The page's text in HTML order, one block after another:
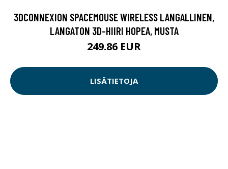
3DCONNEXION SPACEMOUSE WIRELESS LANGALLINEN,
LANGATON 3D-HIIRI HOPEA, MUSTA
249.86 EUR
LISÄTIETOJA